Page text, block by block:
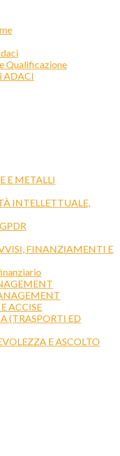
Qualificazione
ADACI
E METALLI
INTELLETTUALE,
FINANZIAMENTI E
ACCISE
(TRASPORTI ED
E ASCOLTO